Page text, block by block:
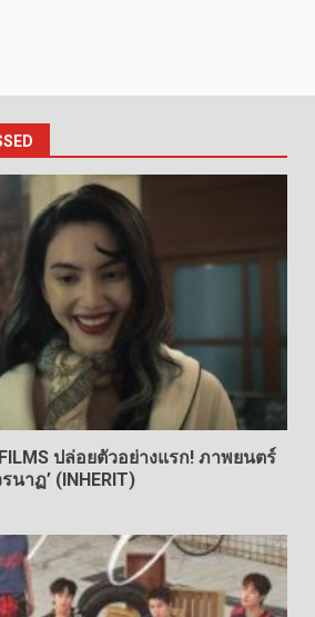
ปล่อยตัวอย่างแรก! ภาพยนตร์
าฏ’ (INHERIT)